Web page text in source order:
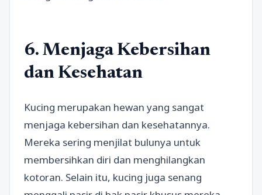
6. Menjaga Kebersihan
dan Kesehatan
Kucing merupakan hewan yang sangat
menjaga kebersihan dan kesehatannya.
Mereka sering menjilat bulunya untuk
membersihkan diri dan menghilangkan
kotoran. Selain itu, kucing juga senang